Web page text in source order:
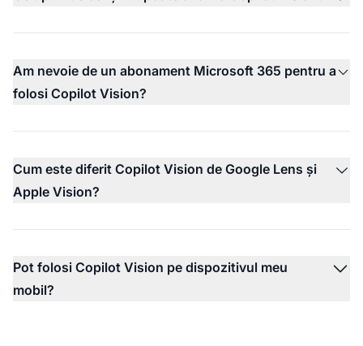
Am nevoie de un abonament Microsoft 365 pentru a
folosi Copilot Vision?
Cum este diferit Copilot Vision de Google Lens și
Apple Vision?
Pot folosi Copilot Vision pe dispozitivul meu
mobil?